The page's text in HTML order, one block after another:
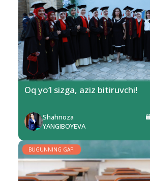
Oq yo‘l sizga, aziz bitiruvchi!
Shahnoza
YANGIBOYEVA
BUGUNNING GAPI